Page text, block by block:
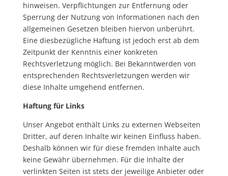
hinweisen. Verpflichtungen zur Entfernung oder
Sperrung der Nutzung von Informationen nach den
allgemeinen Gesetzen bleiben hiervon unberührt.
Eine diesbezügliche Haftung ist jedoch erst ab dem
Zeitpunkt der Kenntnis einer konkreten
Rechtsverletzung möglich. Bei Bekanntwerden von
entsprechenden Rechtsverletzungen werden wir
diese Inhalte umgehend entfernen.
Haftung für Links
Unser Angebot enthält Links zu externen Webseiten
Dritter, auf deren Inhalte wir keinen Einfluss haben.
Deshalb können wir für diese fremden Inhalte auch
keine Gewähr übernehmen. Für die Inhalte der
verlinkten Seiten ist stets der jeweilige Anbieter oder